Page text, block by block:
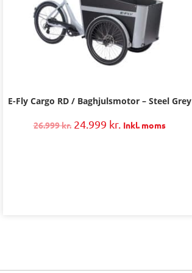
E-Fly Cargo RD / Baghjulsmotor – Steel Grey
26.999kr. 24.999 kr. Inkl. moms